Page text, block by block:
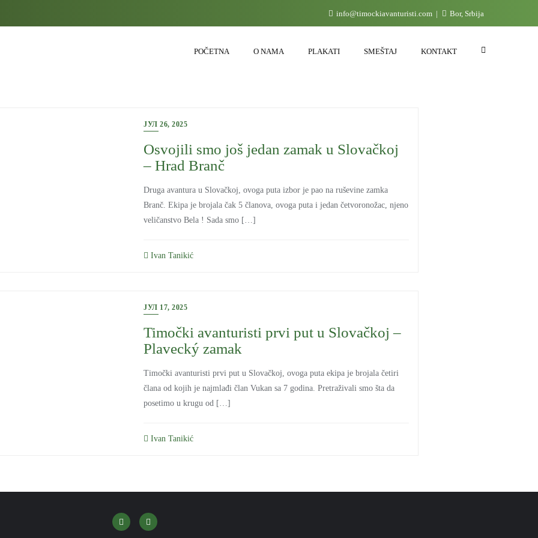
info@timockiavanturisti.com Bor, Srbija
POČETNA O NAMA PLAKATI SMEŠTAJ KONTAKT
ЈУЛ 26, 2025
Osvojili smo još jedan zamak u Slovačkoj
– Hrad Branč
Druga avantura u Slovačkoj, ovoga puta izbor je pao na ruševine zamka
Branč. Ekipa je brojala čak 5 članova, ovoga puta i jedan četvoronožac, njeno
veličanstvo Bela ! Sada smo […]
Ivan Tanikić
ЈУЛ 17, 2025
Timočki avanturisti prvi put u Slovačkoj –
Plavecký zamak
Timočki avanturisti prvi put u Slovačkoj, ovoga puta ekipa je brojala četiri
člana od kojih je najmlađi član Vukan sa 7 godina. Pretraživali smo šta da
posetimo u krugu od […]
Ivan Tanikić